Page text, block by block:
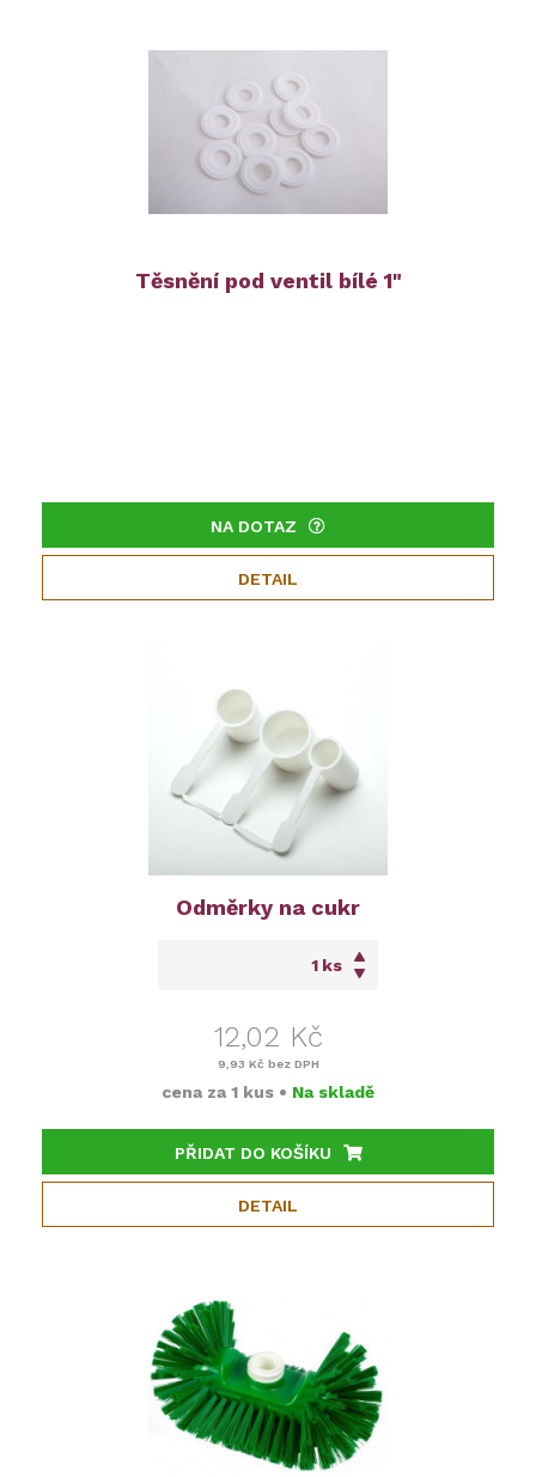
Těsnění pod ventil bílé 1"
NA DOTAZ
DETAIL
Odměrky na cukr
ks
12,02 Kč
9,93 Kč bez DPH
cena za 1 kus • Na skladě
PŘIDAT DO KOŠÍKU
DETAIL